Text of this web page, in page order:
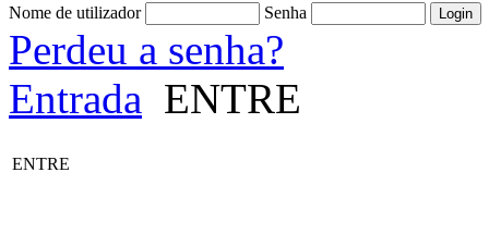
Nome de utilizador Senha
Perdeu a senha?
Entrada ENTRE
ENTRE